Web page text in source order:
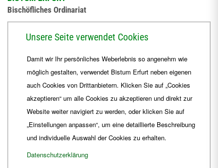
Bischöfliches Ordinariat
+49 361 6572-444
ordinariat Bistum-Erfurt.de
Unsere Seite verwendet Cookies
Damit wir Ihr persönliches Weberlebnis so angenehm wie
möglich gestalten, verwendet Bistum Erfurt neben eigenen
auch Cookies von Drittanbietern. Klicken Sie auf „Cookies
akzeptieren“ um alle Cookies zu akzeptieren und direkt zur
Website weiter navigiert zu werden, oder klicken Sie auf
„Einstellungen anpassen“, um eine detaillierte Beschreibung
und individuelle Auswahl der Cookies zu erhalten.
Datenschutzerklärung